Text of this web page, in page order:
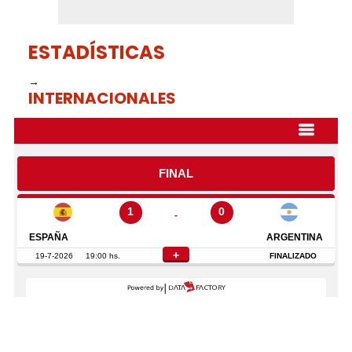
ESTADÍSTICAS
→
INTERNACIONALES